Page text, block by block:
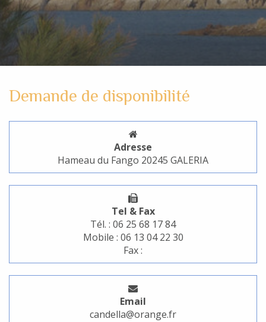
Demande de disponibilité
Adresse
Hameau du Fango 20245 GALERIA
Tel & Fax
Tél. : 06 25 68 17 84
Mobile : 06 13 04 22 30
Fax :
Email
candella@orange.fr